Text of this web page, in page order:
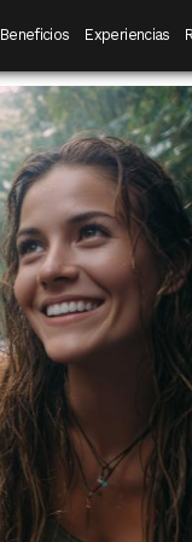
Beneficios Experiencias